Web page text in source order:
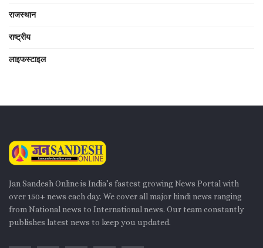
राजस्थान
राष्ट्रीय
लाइफस्टाइल
Jan Sandesh Online is India’s fastest growing News Portal with
over 150+ news each day. We cover all major hindi news ranging
from National news to International news. Our team constantly
publishes latest news to keep you updated.